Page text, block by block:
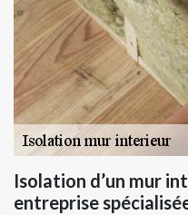
Isolation d’un mur
entreprise